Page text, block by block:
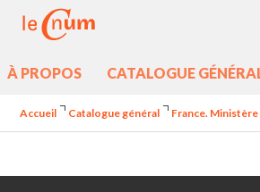
À PROPOS CATALOGUE
Accueil Catalogue général France.